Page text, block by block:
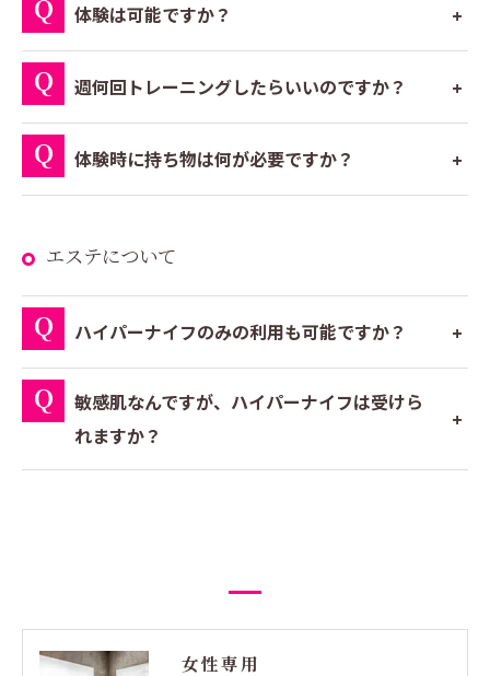
体験は可能ですか？
週何回トレーニングしたらいいのですか？
体験時に持ち物は何が必要ですか？
エステについて
ハイパーナイフのみの利用も可能ですか？
敏感肌なんですが、ハイパーナイフは受けら
れますか？
女性専用